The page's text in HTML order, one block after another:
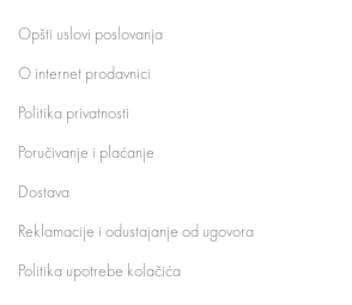
Opšti uslovi poslovanja
O internet prodavnici
Politika privatnosti
Poručivanje i plaćanje
Dostava
Reklamacije i odustajanje od ugovora
Politika upotrebe kolačića